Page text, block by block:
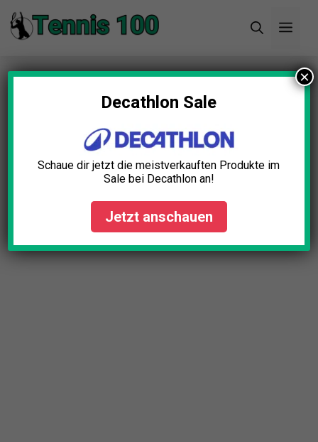
Zum
Inhalt
Startseite»Blog»Tennisnetz Höhenverstellbar
Test: Die 5 besten (Bestenliste)
Decathlon Sale
Schaue dir jetzt die meistverkauften Produkte im
Sale bei Decathlon an!
Jetzt anschauen
×